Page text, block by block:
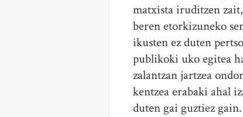
matxista iruditzen
beren etorkizuneko
ikusten ez duten
publikoki uko egitea
zalantzan jartzea
kentzea erabaki ahal
duten gai guztiez gain.